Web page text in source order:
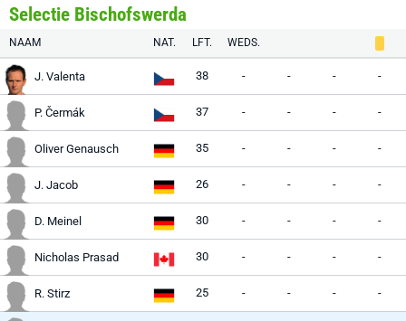
Selectie Bischofswerda
NAAM NAT. LFT. WEDS.
J. Valenta 38 - - - -
P. Čermák 37 - - - -
Oliver Genausch 35 - - - -
J. Jacob 26 - - - -
D. Meinel 30 - - - -
Nicholas Prasad 30 - - - -
R. Stirz 25 - - - -